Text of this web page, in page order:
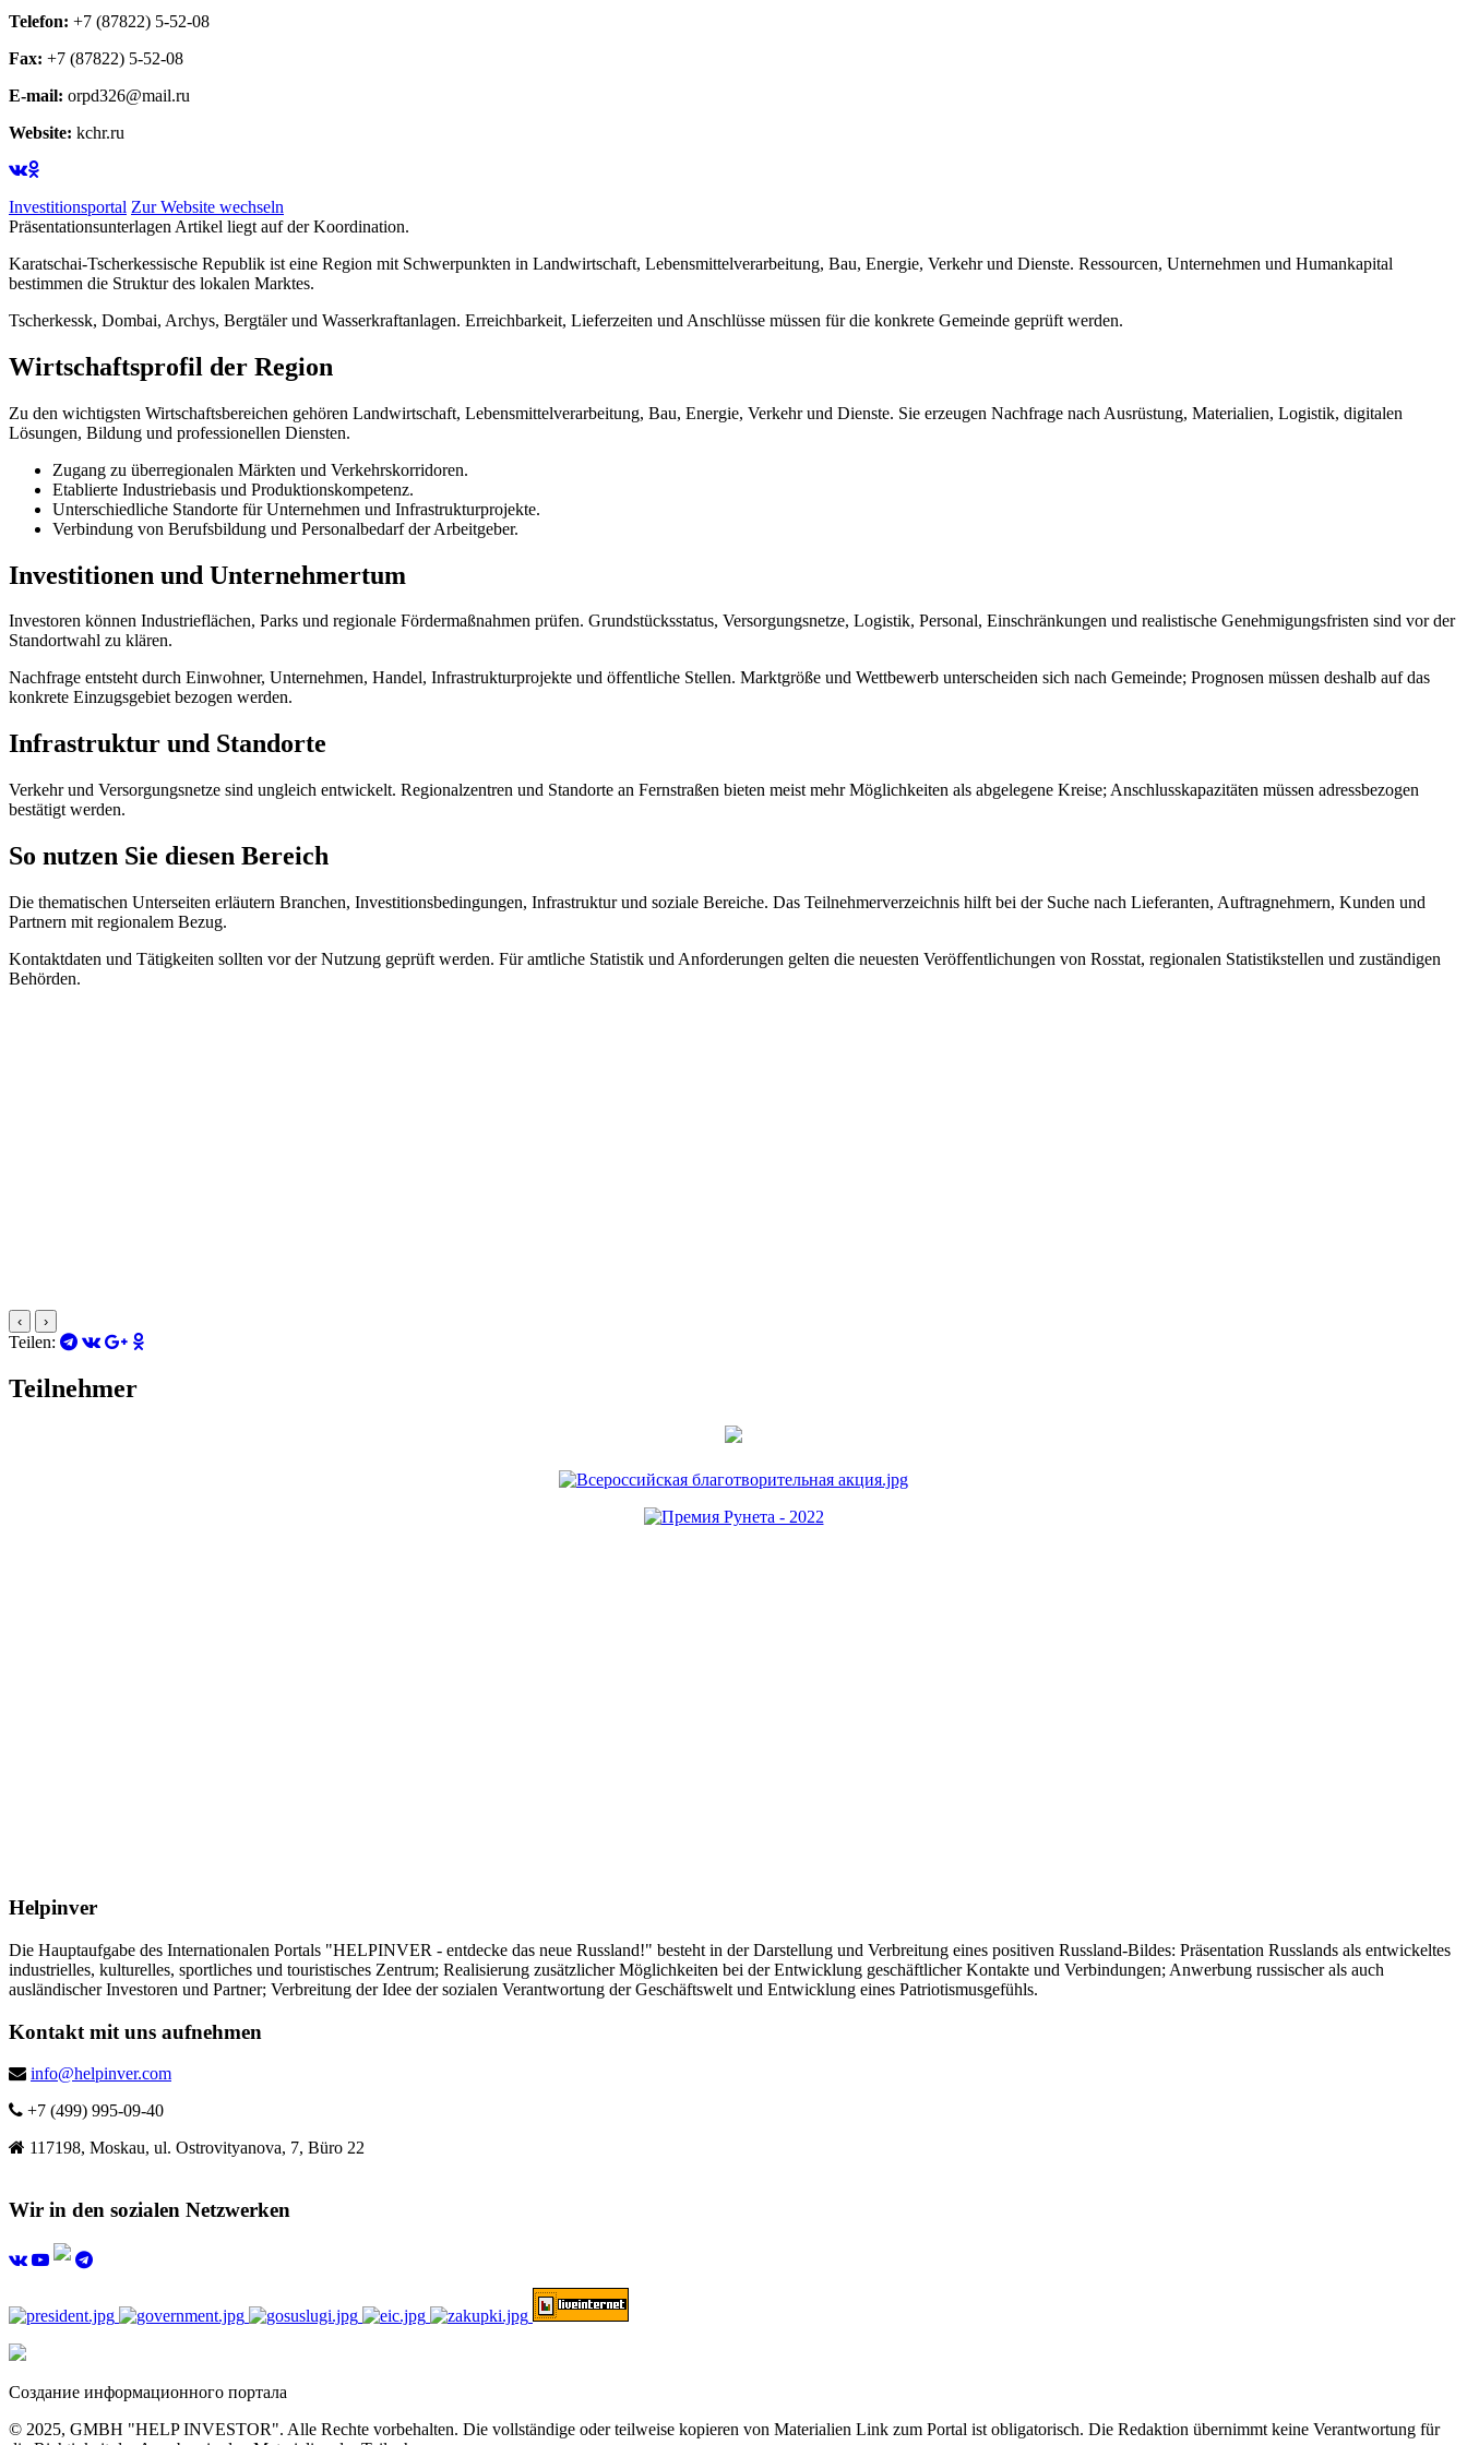
Telefon: +7 (87822) 5-52-08
Fax: +7 (87822) 5-52-08
E-mail: orpd326@mail.ru
Website: kchr.ru
Investitionsportal Zur Website wechseln
Präsentationsunterlagen Artikel liegt auf der Koordination.
Karatschai-Tscherkessische Republik ist eine Region mit Schwerpunkten in Landwirtschaft, Lebensmittelverarbeitung, Bau, Energie, Verkehr und Dienste. Ressourcen, Unternehmen und Humankapital
bestimmen die Struktur des lokalen Marktes.
Tscherkessk, Dombai, Archys, Bergtäler und Wasserkraftanlagen. Erreichbarkeit, Lieferzeiten und Anschlüsse müssen für die konkrete Gemeinde geprüft werden.
Wirtschaftsprofil der Region
Zu den wichtigsten Wirtschaftsbereichen gehören Landwirtschaft, Lebensmittelverarbeitung, Bau, Energie, Verkehr und Dienste. Sie erzeugen Nachfrage nach Ausrüstung, Materialien, Logistik, digitalen
Lösungen, Bildung und professionellen Diensten.
Zugang zu überregionalen Märkten und Verkehrskorridoren.
Etablierte Industriebasis und Produktionskompetenz.
Unterschiedliche Standorte für Unternehmen und Infrastrukturprojekte.
Verbindung von Berufsbildung und Personalbedarf der Arbeitgeber.
Investitionen und Unternehmertum
Investoren können Industrieflächen, Parks und regionale Fördermaßnahmen prüfen. Grundstücksstatus, Versorgungsnetze, Logistik, Personal, Einschränkungen und realistische Genehmigungsfristen sind vor der
Standortwahl zu klären.
Nachfrage entsteht durch Einwohner, Unternehmen, Handel, Infrastrukturprojekte und öffentliche Stellen. Marktgröße und Wettbewerb unterscheiden sich nach Gemeinde; Prognosen müssen deshalb auf das
konkrete Einzugsgebiet bezogen werden.
Infrastruktur und Standorte
Verkehr und Versorgungsnetze sind ungleich entwickelt. Regionalzentren und Standorte an Fernstraßen bieten meist mehr Möglichkeiten als abgelegene Kreise; Anschlusskapazitäten müssen adressbezogen
bestätigt werden.
So nutzen Sie diesen Bereich
Die thematischen Unterseiten erläutern Branchen, Investitionsbedingungen, Infrastruktur und soziale Bereiche. Das Teilnehmerverzeichnis hilft bei der Suche nach Lieferanten, Auftragnehmern, Kunden und
Partnern mit regionalem Bezug.
Kontaktdaten und Tätigkeiten sollten vor der Nutzung geprüft werden. Für amtliche Statistik und Anforderungen gelten die neuesten Veröffentlichungen von Rosstat, regionalen Statistikstellen und zuständigen
Behörden.
‹ ›
Teilen:
Teilnehmer
Helpinver
Die Hauptaufgabe des Internationalen Portals "HELPINVER - entdecke das neue Russland!" besteht in der Darstellung und Verbreitung eines positiven Russland-Bildes: Präsentation Russlands als entwickeltes
industrielles, kulturelles, sportliches und touristisches Zentrum; Realisierung zusätzlicher Möglichkeiten bei der Entwicklung geschäftlicher Kontakte und Verbindungen; Anwerbung russischer als auch
ausländischer Investoren und Partner; Verbreitung der Idee der sozialen Verantwortung der Geschäftswelt und Entwicklung eines Patriotismusgefühls.
Kontakt mit uns aufnehmen
info@helpinver.com
+7 (499) 995-09-40
117198, Moskau, ul. Ostrovityanova, 7, Büro 22
Wir in den sozialen Netzwerken
Создание информационного портала
© 2025, GMBH "HELP INVESTOR". Alle Rechte vorbehalten. Die vollständige oder teilweise kopieren von Materialien Link zum Portal ist obligatorisch. Die Redaktion übernimmt keine Verantwortung für